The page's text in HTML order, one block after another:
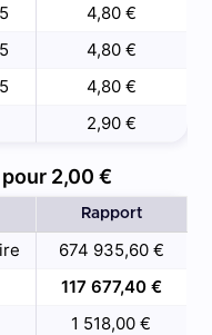
4,80 €
4,80 €
4,80 €
2,90 €
2,00 €
Rapport
674 935,60 €
117 677,40 €
1 518,00 €